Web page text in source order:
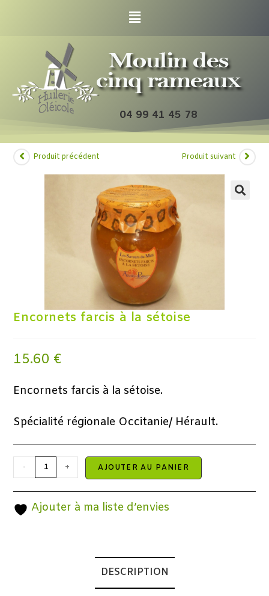
04 99 41 45 78
Produit précédent Produit suivant
Encornets farcis à la sétoise
15.60 €
Encornets farcis à la sétoise.
Spécialité régionale Occitanie/ Hérault.
- + AJOUTER AU PANIER
Ajouter à ma liste d’envies
DESCRIPTION